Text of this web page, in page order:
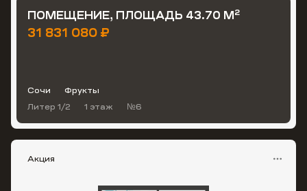
ПОМЕЩЕНИЕ, ПЛОЩАДЬ 43.70 М2
31 831 080 ₽
Сочи
Фрукты
Литер 1/2
1 этаж №6
Акция